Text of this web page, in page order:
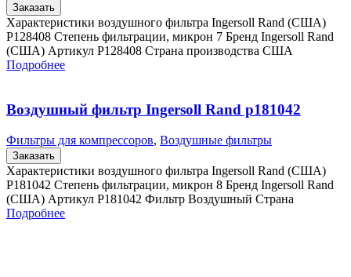
Заказать
Характеристики воздушного фильтра Ingersoll Rand (США)
P128408 Степень фильтрации, микрон 7 Бренд Ingersoll Rand
(США) Артикул P128408 Страна производства США
Подробнее
Воздушный фильтр Ingersoll Rand p181042
Фильтры для компрессоров, Воздушные фильтры
Заказать
Характеристики воздушного фильтра Ingersoll Rand (США)
P181042 Степень фильтрации, микрон 8 Бренд Ingersoll Rand
(США) Артикул P181042 Фильтр Воздушный Страна
Подробнее